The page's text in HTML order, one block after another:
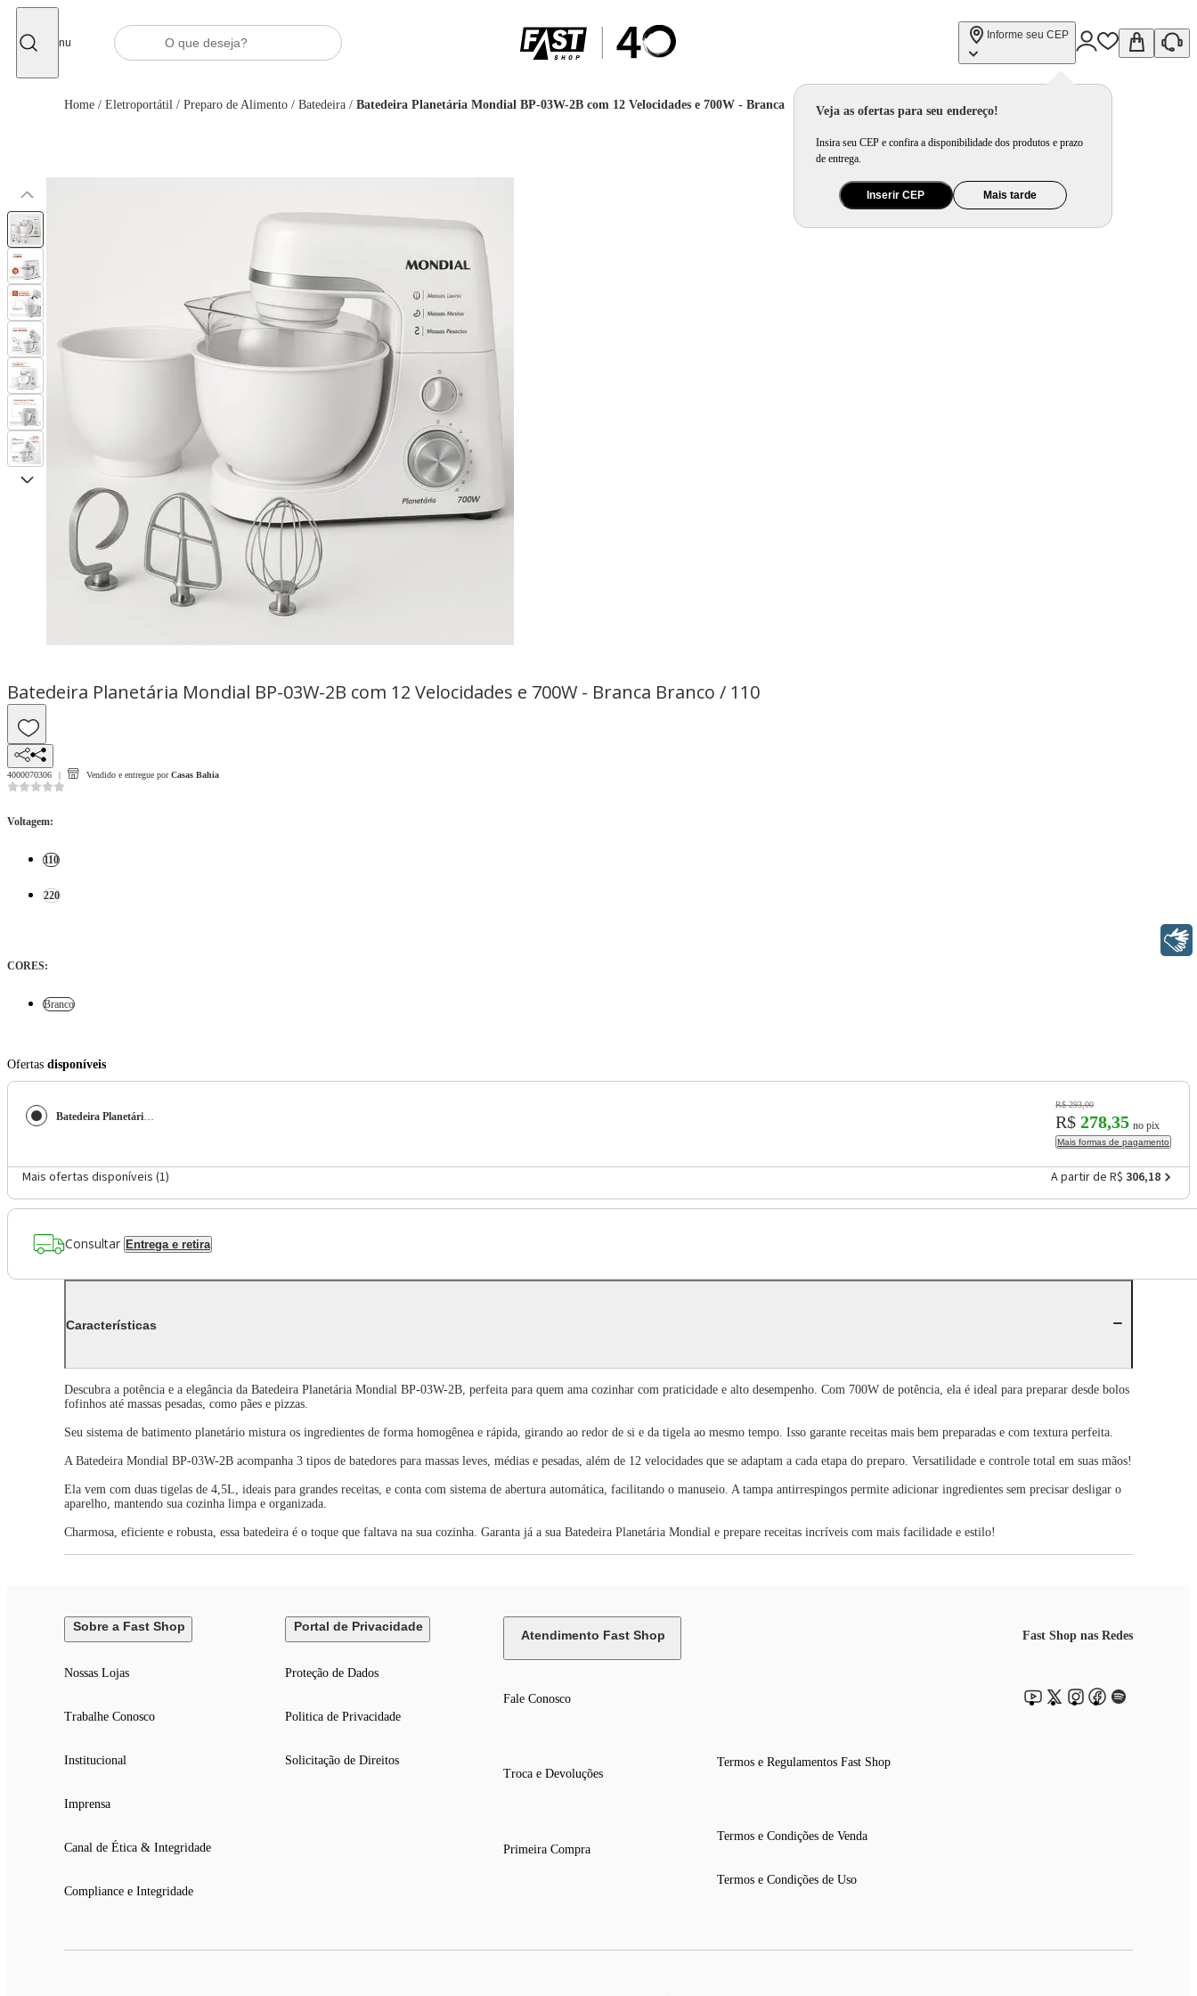
Menu
Informe seu CEP
Veja as ofertas para seu endereço!
Insira seu CEP e confira a disponibilidade dos produtos e prazo
de entrega.
Inserir CEP Mais tarde
Home / Eletroportátil / Preparo de Alimento / Batedeira / Batedeira Planetária Mondial BP-03W-2B com 12 Velocidades e 700W - Branca
Batedeira Planetária Mondial BP-03W-2B com 12 Velocidades e 700W - Branca Branco / 110
4000070306 Vendido e entregue por Casas Bahia
Voltagem:
110
220
CORES:
Branco
Ofertas disponíveis
Batedeira Planetária Mondial BP-03W-2B com 12 Velocidades e 700W - Branca
R$ 293,00
R$ 278,35 no pix
Mais formas de pagamento
Mais ofertas disponíveis (1) A partir de R$ 306,18
Consultar Entrega e retira
Características
Descubra a potência e a elegância da Batedeira Planetária Mondial BP-03W-2B, perfeita para quem ama cozinhar com praticidade e alto desempenho. Com 700W de potência, ela é ideal para preparar desde bolos
fofinhos até massas pesadas, como pães e pizzas.
Seu sistema de batimento planetário mistura os ingredientes de forma homogênea e rápida, girando ao redor de si e da tigela ao mesmo tempo. Isso garante receitas mais bem preparadas e com textura perfeita.
A Batedeira Mondial BP-03W-2B acompanha 3 tipos de batedores para massas leves, médias e pesadas, além de 12 velocidades que se adaptam a cada etapa do preparo. Versatilidade e controle total em suas mãos!
Ela vem com duas tigelas de 4,5L, ideais para grandes receitas, e conta com sistema de abertura automática, facilitando o manuseio. A tampa antirrespingos permite adicionar ingredientes sem precisar desligar o
aparelho, mantendo sua cozinha limpa e organizada.
Charmosa, eficiente e robusta, essa batedeira é o toque que faltava na sua cozinha. Garanta já a sua Batedeira Planetária Mondial e prepare receitas incríveis com mais facilidade e estilo!
Sobre a Fast Shop
Nossas Lojas
Trabalhe Conosco
Institucional
Imprensa
Canal de Ética & Integridade
Compliance e Integridade
Portal de Privacidade
Proteção de Dados
Politica de Privacidade
Solicitação de Direitos
Atendimento Fast Shop
Fale Conosco
Troca e Devoluções
Primeira Compra
Termos e Regulamentos Fast Shop
Termos e Condições de Venda
Termos e Condições de Uso
Fast Shop nas Redes